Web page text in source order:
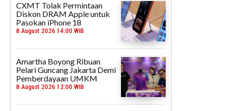
CXMT Tolak Permintaan
Diskon DRAM Apple untuk
Pasokan iPhone 18
8 August 2026 14:00 WIB
Amartha Boyong Ribuan
Pelari Guncang Jakarta Demi
Pemberdayaan UMKM
8 August 2026 12:00 WIB